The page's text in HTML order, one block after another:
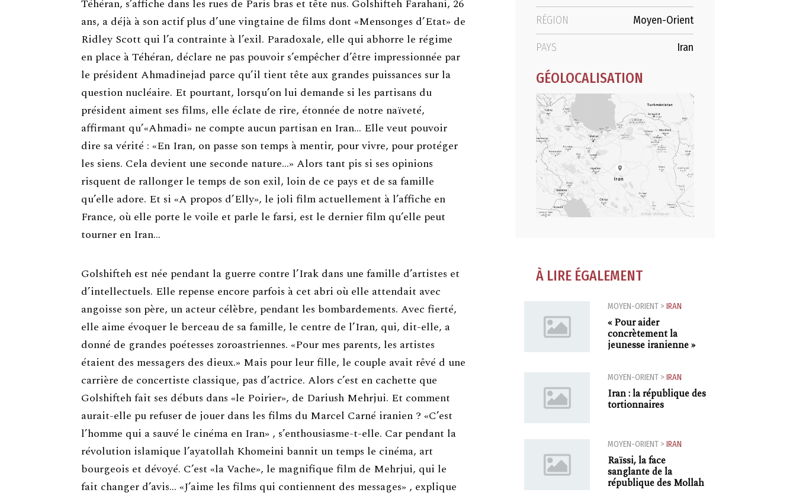
Téhéran, s’affiche dans les rues de Paris bras et tête nus. Golshifteh Farahani, 26
ans, a déjà à son actif plus d’une vingtaine de films dont «Mensonges d’Etat» de
Ridley Scott qui l’a contrainte à l’exil. Paradoxale, elle qui abhorre le régime
en place à Téhéran, déclare ne pas pouvoir s’empêcher d’être impressionnée par
le président Ahmadinejad parce qu’il tient tête aux grandes puissances sur la
question nucléaire. Et pourtant, lorsqu’on lui demande si les partisans du
président aiment ses films, elle éclate de rire, étonnée de notre naïveté,
affirmant qu’«Ahmadi» ne compte aucun partisan en Iran… Elle veut pouvoir
dire sa vérité : «En Iran, on passe son temps à mentir, pour vivre, pour protéger
les siens. Cela devient une seconde nature…» Alors tant pis si ses opinions
risquent de rallonger le temps de son exil, loin de ce pays et de sa famille
qu’elle adore. Et si «A propos d’Elly», le joli film actuellement à l’affiche en
France, où elle porte le voile et parle le farsi, est le dernier film qu’elle peut
tourner en Iran…
Golshifteh est née pendant la guerre contre l’Irak dans une famille d’artistes et
d’intellectuels. Elle repense encore parfois à cet abri où elle attendait avec
angoisse son père, un acteur célèbre, pendant les bombardements. Avec fierté,
elle aime évoquer le berceau de sa famille, le centre de l’Iran, qui, dit-elle, a
donné de grandes poétesses zoroastriennes. «Pour mes parents, les artistes
étaient des messagers des dieux.» Mais pour leur fille, le couple avait rêvé d une
carrière de concertiste classique, pas d’actrice. Alors c’est en cachette que
Golshifteh fait ses débuts dans «le Poirier», de Dariush Mehrjui. Et comment
aurait-elle pu refuser de jouer dans les films du Marcel Carné iranien ? «C’est
l’homme qui a sauvé le cinéma en Iran» , s’enthousiasme-t-elle. Car pendant la
révolution islamique l’ayatollah Khomeini bannit un temps le cinéma, art
bourgeois et dévoyé. C’est «la Vache», le magnifique film de Mehrjui, qui le
fait changer d’avis… «J’aime les films qui contiennent des messages» , explique
RÉGION Moyen-Orient
PAYS Iran
GÉOLOCALISATION
À LIRE ÉGALEMENT
MOYEN-ORIENT> IRAN
« Pour aider
concrètement la
jeunesse iranienne »
MOYEN-ORIENT> IRAN
Iran : la république des
tortionnaires
MOYEN-ORIENT> IRAN
Raïssi, la face
sanglante de la
république des Mollah